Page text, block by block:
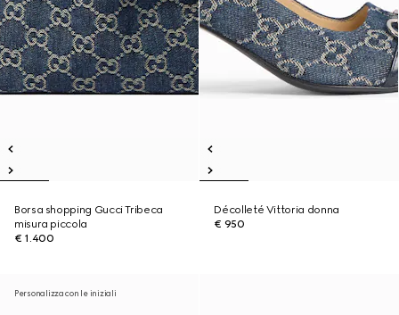
Borsa shopping Gucci Tribeca
misura piccola
€ 1.400
Décolleté Vittoria donna
€ 950
Personalizza con le iniziali